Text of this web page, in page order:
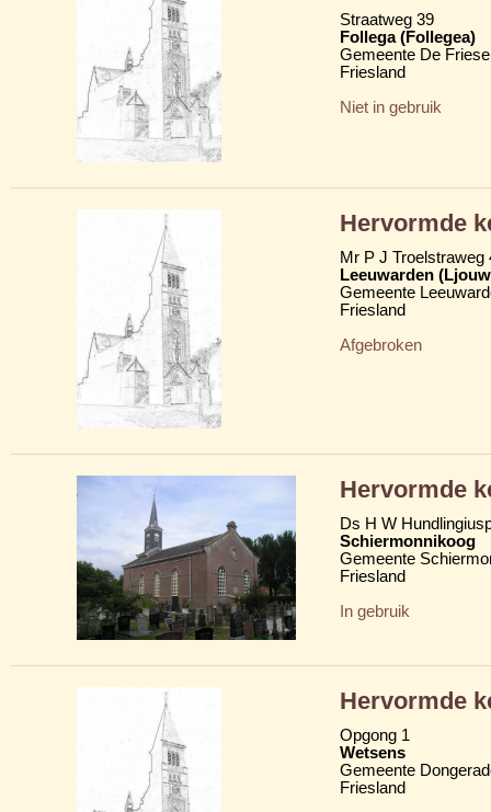
Straatweg 39
Follega (Follegea)
Gemeente De
Friesland
Niet in gebruik
Hervormde
Mr P J Troelstraweg
Leeuwarden
Gemeente
Friesland
Afgebroken
Hervormde
Ds H W
Schiermonnikoog
Gemeente
Friesland
In gebruik
Hervormde
Opgong 1
Wetsens
Gemeente
Friesland